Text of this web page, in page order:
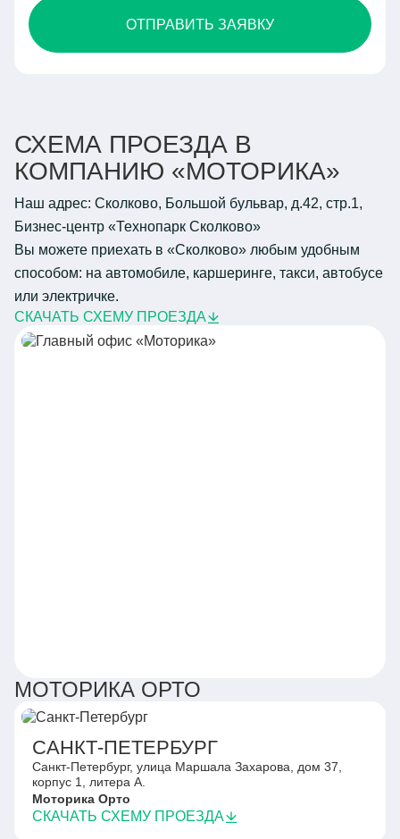
ОТПРАВИТЬ ЗАЯВКУ
СХЕМА ПРОЕЗДА В
КОМПАНИЮ «МОТОРИКА»
Наш адрес: Сколково, Большой бульвар, д.42, стр.1,
Бизнес-центр «Технопарк Сколково»
Вы можете приехать в «Сколково» любым удобным
способом: на автомобиле, каршеринге, такси, автобусе
или электричке.
СКАЧАТЬ СХЕМУ ПРОЕЗДА
МОТОРИКА ОРТО
САНКТ-ПЕТЕРБУРГ
Санкт-Петербург, улица Маршала Захарова, дом 37,
корпус 1, литера А.
Моторика Орто
СКАЧАТЬ СХЕМУ ПРОЕЗДА